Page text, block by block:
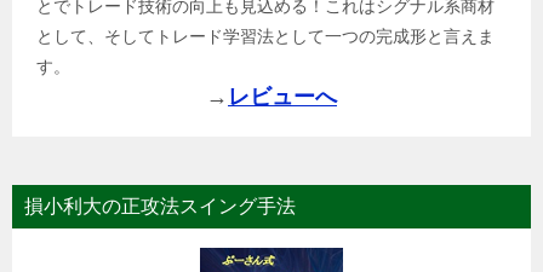
とでトレード技術の向上も見込める！これはシグナル系商材
として、そしてトレード学習法として一つの完成形と言えま
す。
→ レビューへ
損小利大の正攻法スイング手法